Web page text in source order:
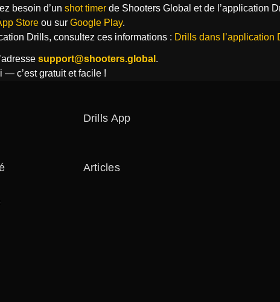
besoin d’un shot timer de Shooters Global et de l’application
Store ou sur Google Play.
Drills, consultez ces informations : Drills dans l’application
support@shooters.global .
— c’est gratuit et facile !
Drills App
Articles